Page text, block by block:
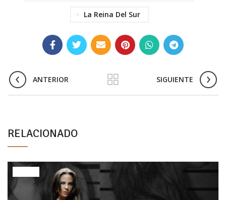
La Reina Del Sur
ANTERIOR SIGUIENTE
RELACIONADO